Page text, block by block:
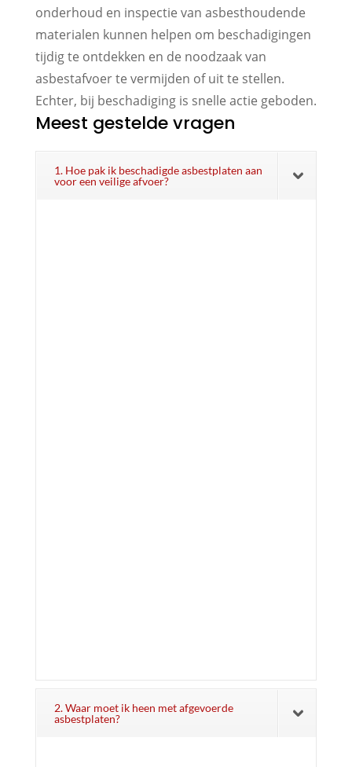
onderhoud en inspectie van asbesthoudende
materialen kunnen helpen om beschadigingen
tijdig te ontdekken en de noodzaak van
asbestafvoer te vermijden of uit te stellen.
Echter, bij beschadiging is snelle actie geboden.
Meest gestelde vragen
1. Hoe pak ik beschadigde asbestplaten aan
voor een veilige afvoer?
2. Waar moet ik heen met afgevoerde
asbestplaten?